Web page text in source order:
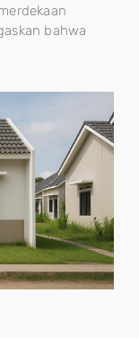
bahwa